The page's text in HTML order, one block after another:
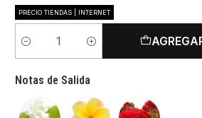
PRECIO TIENDAS | INTERNET
Cantidad
Notas de Salida